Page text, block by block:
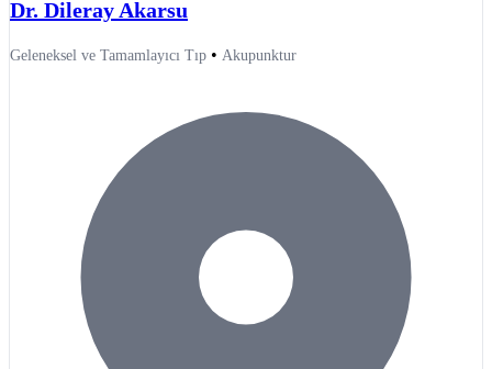
Dr. Dileray Akarsu
Geleneksel ve Tamamlayıcı Tıp • Akupunktur